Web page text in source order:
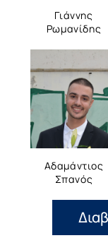
Γιάννης
Ρωμανίδης
Αδαμάντιος
Σπανός